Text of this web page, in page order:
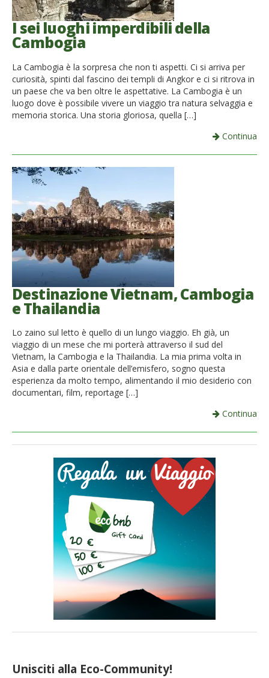
I sei luoghi imperdibili della
Cambogia
La Cambogia è la sorpresa che non ti aspetti. Ci si arriva per
curiosità, spinti dal fascino dei templi di Angkor e ci si ritrova in
un paese che va ben oltre le aspettative. La Cambogia è un
luogo dove è possibile vivere un viaggio tra natura selvaggia e
memoria storica. Una storia gloriosa, quella […]
Continua
Destinazione Vietnam, Cambogia
e Thailandia
Lo zaino sul letto è quello di un lungo viaggio. Eh già, un
viaggio di un mese che mi porterà attraverso il sud del
Vietnam, la Cambogia e la Thailandia. La mia prima volta in
Asia e dalla parte orientale dell’emisfero, sogno questa
esperienza da molto tempo, alimentando il mio desiderio con
documentari, film, reportage […]
Continua
Unisciti alla Eco-Community!